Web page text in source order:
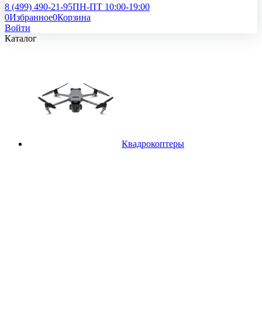
8 (499) 490-21-95ПН-ПТ 10:00-19:00
0Избранное0Корзина
Войти
Каталог
Квадрокоптеры